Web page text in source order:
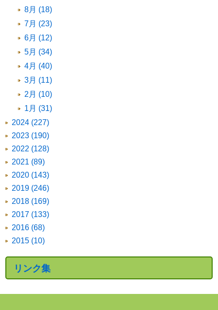
8月 (18)
7月 (23)
6月 (12)
5月 (34)
4月 (40)
3月 (11)
2月 (10)
1月 (31)
2024 (227)
2023 (190)
2022 (128)
2021 (89)
2020 (143)
2019 (246)
2018 (169)
2017 (133)
2016 (68)
2015 (10)
リンク集